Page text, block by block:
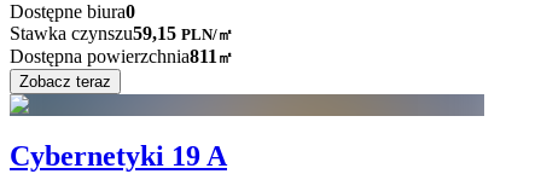
Dostępne biura0
Stawka czynszu59,15 PLN/㎡
Dostępna powierzchnia811 ㎡
Zobacz teraz
Cybernetyki 19 A